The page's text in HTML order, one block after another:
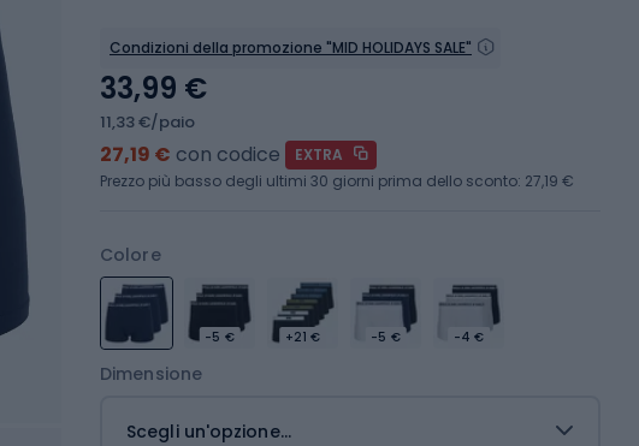
Condizioni della promozione "MID HOLIDAYS SALE"
Colore
-5 € +21 € -5 € -4 €
Dimensione
Scegli un'opzione...
33,99 €
11,33 €/paio
27,19 € con codice
EXTRA
Prezzo più basso degli ultimi 30 giorni prima dello sconto: 27,19 €